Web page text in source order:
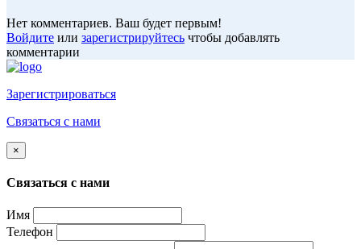
Нет комментариев. Ваш будет первым!
Войдите или зарегистрируйтесь чтобы добавлять
комментарии
Зарегистрироваться
Связаться с нами
×
Связаться с нами
Имя
Телефон